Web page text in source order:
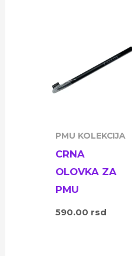
PMU KOLEKCIJA
CRNA
OLOVKA ZA
PMU
590.00 rsd